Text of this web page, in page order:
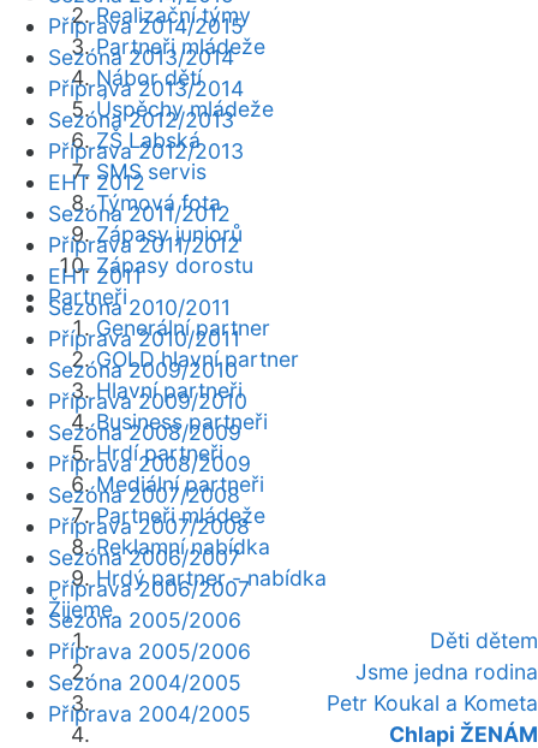
Realizační týmy
Partneři mládeže
Nábor dětí
Úspěchy mládeže
ZŠ Labská
SMS servis
Týmová fota
Zápasy juniorů
Zápasy dorostu
Partneři
Generální partner
GOLD hlavní partner
Hlavní partneři
Business partneři
Hrdí partneři
Mediální partneři
Partneři mládeže
Reklamní nabídka
Hrdý partner - nabídka
Žijeme
Děti dětem
Jsme jedna rodina
Petr Koukal a Kometa
Chlapi ŽENÁM
Příprava 2014/2015
Sezóna 2013/2014
Příprava 2013/2014
Sezóna 2012/2013
Příprava 2012/2013
EHT 2012
Sezóna 2011/2012
Příprava 2011/2012
EHT 2011
Sezóna 2010/2011
Příprava 2010/2011
Sezóna 2009/2010
Příprava 2009/2010
Sezóna 2008/2009
Příprava 2008/2009
Sezóna 2007/2008
Příprava 2007/2008
Sezóna 2006/2007
Příprava 2006/2007
Sezóna 2005/2006
Příprava 2005/2006
Sezóna 2004/2005
Příprava 2004/2005